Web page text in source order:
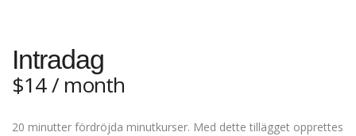
Intradag
$14/ month
20 minutter fördröjda minutkurser. Med dette tillägget opprettes